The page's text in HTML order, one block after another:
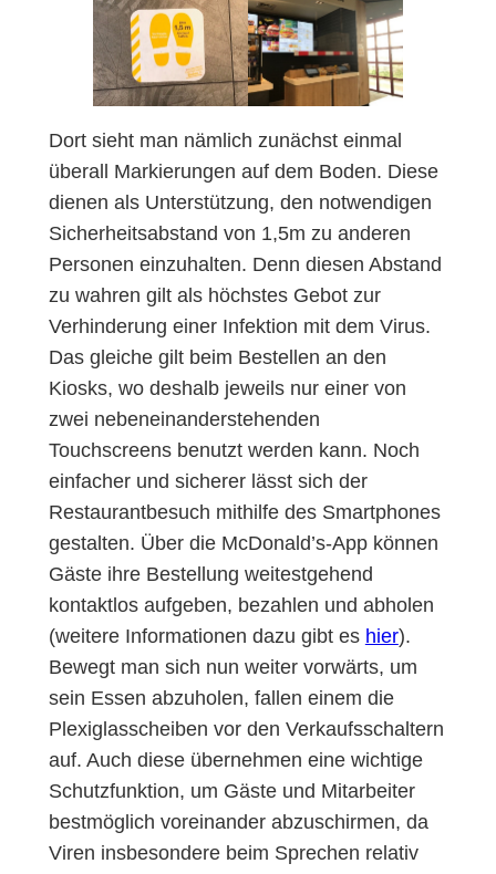
Dort sieht man nämlich zunächst einmal
überall Markierungen auf dem Boden. Diese
dienen als Unterstützung, den notwendigen
Sicherheitsabstand von 1,5m zu anderen
Personen einzuhalten. Denn diesen Abstand
zu wahren gilt als höchstes Gebot zur
Verhinderung einer Infektion mit dem Virus.
Das gleiche gilt beim Bestellen an den
Kiosks, wo deshalb jeweils nur einer von
zwei nebeneinanderstehenden
Touchscreens benutzt werden kann. Noch
einfacher und sicherer lässt sich der
Restaurantbesuch mithilfe des Smartphones
gestalten. Über die McDonald’s-App können
Gäste ihre Bestellung weitestgehend
kontaktlos aufgeben, bezahlen und abholen
(weitere Informationen dazu gibt es hier).
Bewegt man sich nun weiter vorwärts, um
sein Essen abzuholen, fallen einem die
Plexiglasscheiben vor den Verkaufsschaltern
auf. Auch diese übernehmen eine wichtige
Schutzfunktion, um Gäste und Mitarbeiter
bestmöglich voreinander abzuschirmen, da
Viren insbesondere beim Sprechen relativ